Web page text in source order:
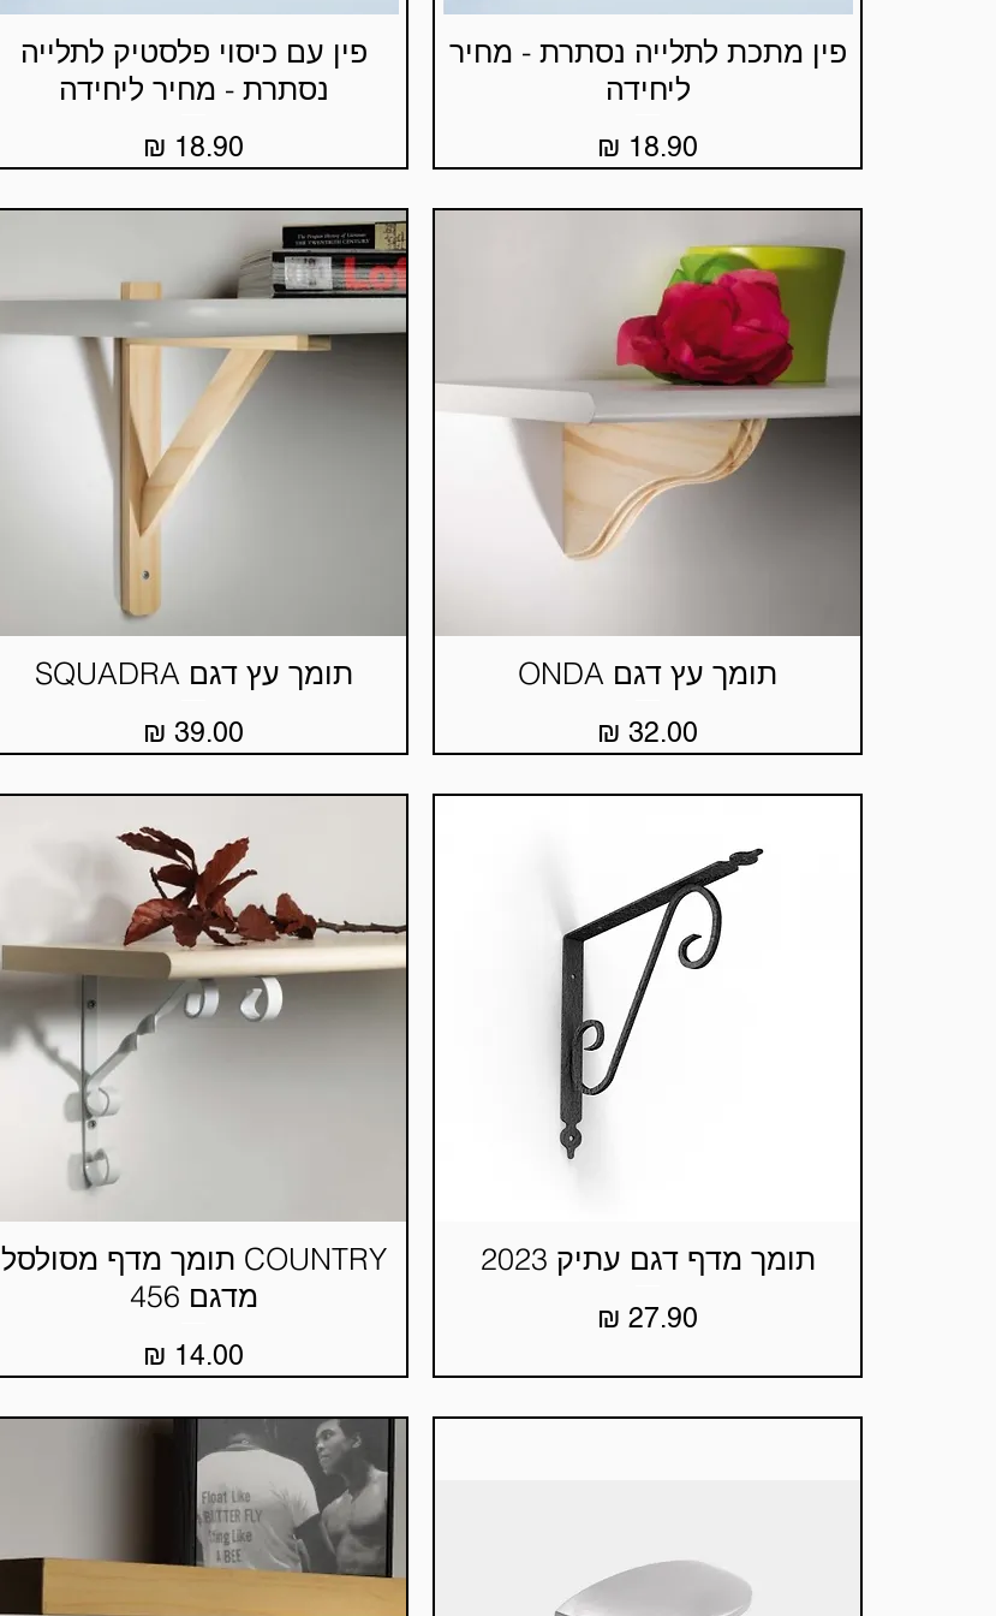
תצוגה מהירה
פין מתכת לתלייה נסתרת - מחיר
ליחידה
מחיר
תצוגה מהירה
פין עם כיסוי פלסטיק לתלייה
נסתרת - מחיר ליחידה
מחיר
תצוגה מהירה
תומך עץ דגם ONDA
מחיר
תצוגה מהירה
תומך עץ דגם SQUADRA
מחיר
תצוגה מהירה
תומך מדף דגם עתיק 2023
מחיר
תצוגה מהירה
COUNTRY תומך מדף מסולסל
מדגם 456
מחיר